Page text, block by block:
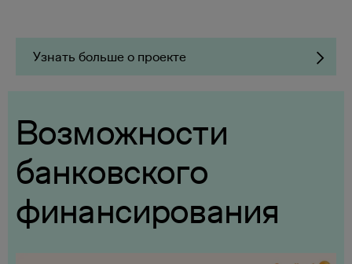
Узнать больше о проекте
Возможности
банковского
финансирования